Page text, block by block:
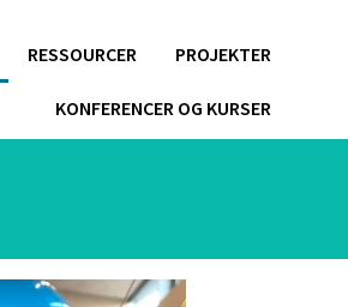
RESSOURCER PROJEKTER
KONFERENCER OG KURSER